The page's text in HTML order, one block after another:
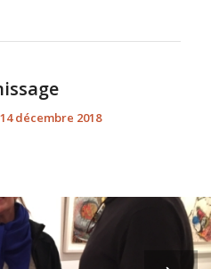
décembre 2018